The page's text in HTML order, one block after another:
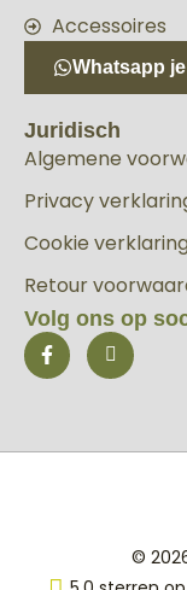
Accessoires
Whatsapp
Juridisch
Algemene
Privacy
Cookie
Retour
Volg ons op
©